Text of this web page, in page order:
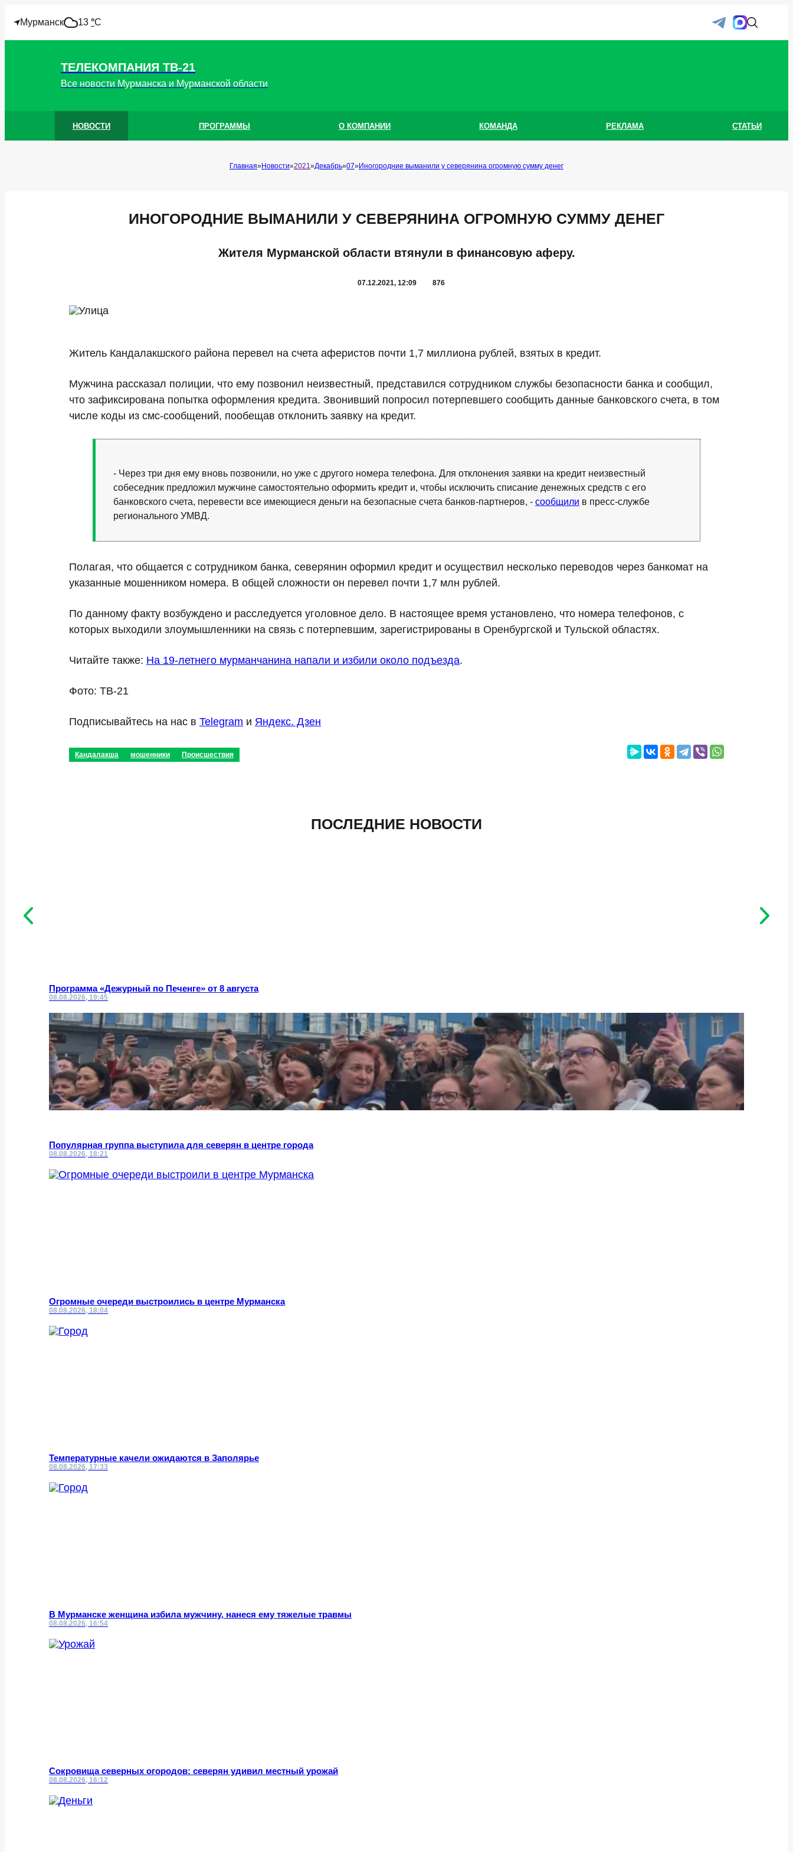
Мурманск!13 °C
ТЕЛЕКОМПАНИЯ ТВ-21
Все новости Мурманска и Мурманской области
НОВОСТИ ПРОГРАММЫ О КОМПАНИИ КОМАНДА РЕКЛАМА СТАТЬИ
Главная Новости 2021 Декабрь 07 Иногородние выманили у северянина огромную сумму денег
ИНОГОРОДНИЕ ВЫМАНИЛИ У СЕВЕРЯНИНА ОГРОМНУЮ СУММУ ДЕНЕГ
Жителя Мурманской области втянули в финансовую аферу.
07.12.2021, 12:09 876
Житель Кандалакшского района перевел на счета аферистов почти 1,7 миллиона рублей, взятых в кредит.
Мужчина рассказал полиции, что ему позвонил неизвестный, представился сотрудником службы безопасности банка и сообщил,
что зафиксирована попытка оформления кредита. Звонивший попросил потерпевшего сообщить данные банковского счета, в том
числе коды из смс-сообщений, пообещав отклонить заявку на кредит.
- Через три дня ему вновь позвонили, но уже с другого номера телефона. Для отклонения заявки на кредит неизвестный
собеседник предложил мужчине самостоятельно оформить кредит и, чтобы исключить списание денежных средств с его
банковского счета, перевести все имеющиеся деньги на безопасные счета банков-партнеров, - сообщили в пресс-службе
регионального УМВД.
Полагая, что общается с сотрудником банка, северянин оформил кредит и осуществил несколько переводов через банкомат на
указанные мошенником номера. В общей сложности он перевел почти 1,7 млн рублей.
По данному факту возбуждено и расследуется уголовное дело. В настоящее время установлено, что номера телефонов, с
которых выходили злоумышленники на связь с потерпевшим, зарегистрированы в Оренбургской и Тульской областях.
Читайте также: На 19-летнего мурманчанина напали и избили около подъезда.
Фото: ТВ-21
Подписывайтесь на нас в Telegram и Яндекс. Дзен
Кандалакша мошенники Происшествия
ПОСЛЕДНИЕ НОВОСТИ
Программа «Дежурный по Печенге» от 8 августа
08.08.2026, 19:45
Популярная группа выступила для северян в центре города
08.08.2026, 18:21
Огромные очереди выстроились в центре Мурманска
08.08.2026, 18:04
Температурные качели ожидаются в Заполярье
08.08.2026, 17:33
В Мурманске женщина избила мужчину, нанеся ему тяжелые травмы
08.08.2026, 16:54
Сокровища северных огородов: северян удивил местный урожай
08.08.2026, 16:12